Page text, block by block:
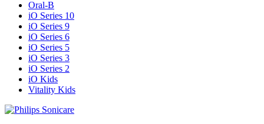
Oral-B
iO Series 10
iO Series 9
iO Series 6
iO Series 5
iO Series 3
iO Series 2
iO Kids
Vitality Kids